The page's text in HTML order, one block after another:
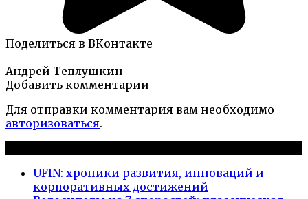
Поделиться в ВКонтакте
Андрей Теплушкин
Добавить комментарии
Для отправки комментария вам необходимо
авторизоваться.
UFIN: хроники развития, инноваций и
корпоративных достижений